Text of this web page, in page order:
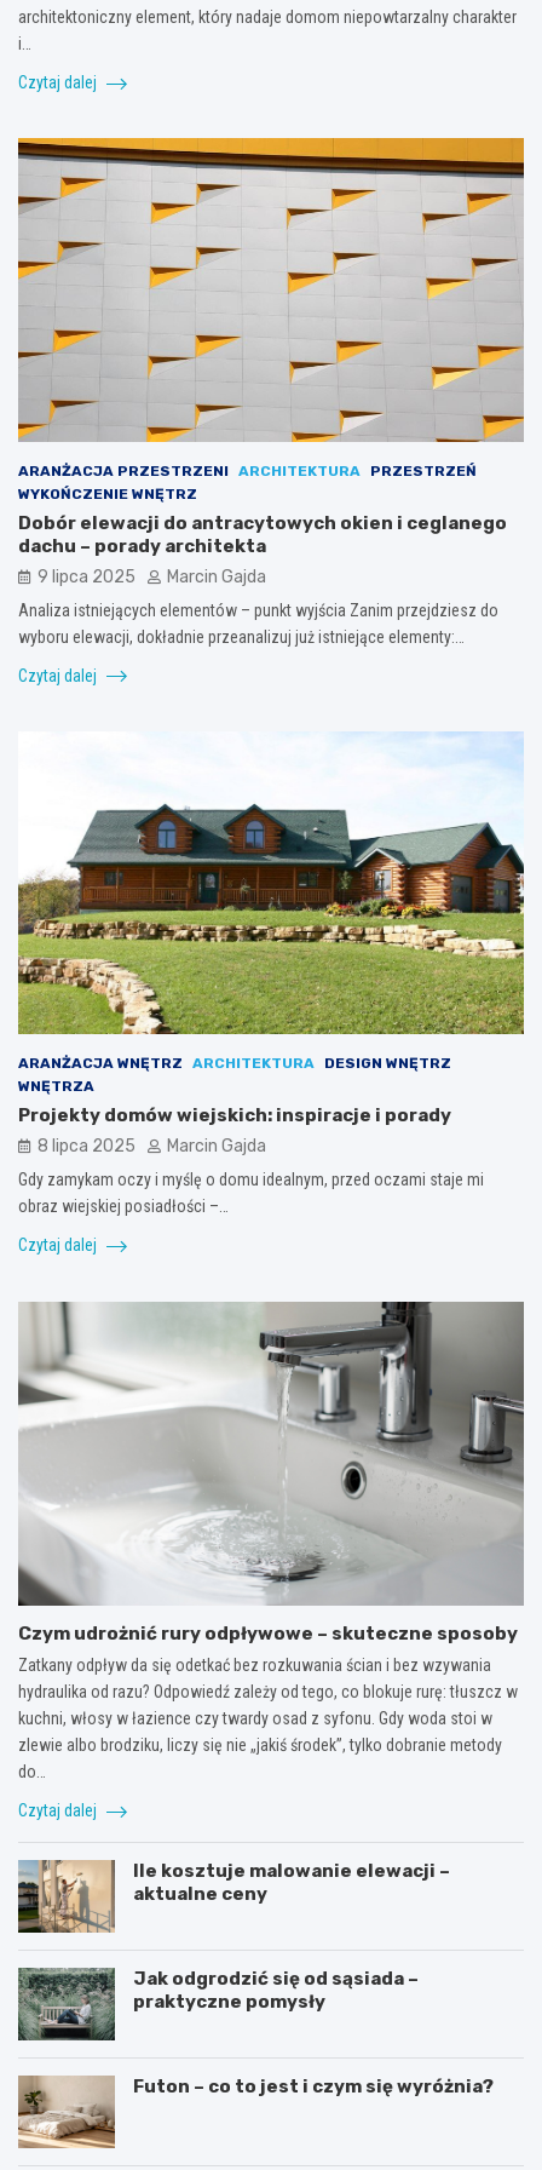
architektoniczny element, który nadaje domom niepowtarzalny charakter
i…
Czytaj dalej
ARANŻACJA PRZESTRZENI ARCHITEKTURA
PRZESTRZEŃ
WYKOŃCZENIE WNĘTRZ
Dobór elewacji do antracytowych okien i ceglanego
dachu – porady architekta
9 lipca 2025 Marcin Gajda
Analiza istniejących elementów – punkt wyjścia Zanim przejdziesz do
wyboru elewacji, dokładnie przeanalizuj już istniejące elementy:…
Czytaj dalej
ARANŻACJA WNĘTRZ ARCHITEKTURA
DESIGN WNĘTRZ
WNĘTRZA
Projekty domów wiejskich: inspiracje i porady
8 lipca 2025 Marcin Gajda
Gdy zamykam oczy i myślę o domu idealnym, przed oczami staje mi
obraz wiejskiej posiadłości –…
Czytaj dalej
Czym udrożnić rury odpływowe – skuteczne sposoby
Zatkany odpływ da się odetkać bez rozkuwania ścian i bez wzywania
hydraulika od razu? Odpowiedź zależy od tego, co blokuje rurę: tłuszcz w
kuchni, włosy w łazience czy twardy osad z syfonu. Gdy woda stoi w
zlewie albo brodziku, liczy się nie „jakiś środek”, tylko dobranie metody
do…
Czytaj dalej
Ile kosztuje malowanie elewacji –
aktualne ceny
Jak odgrodzić się od sąsiada –
praktyczne pomysły
Futon – co to jest i czym się wyróżnia?